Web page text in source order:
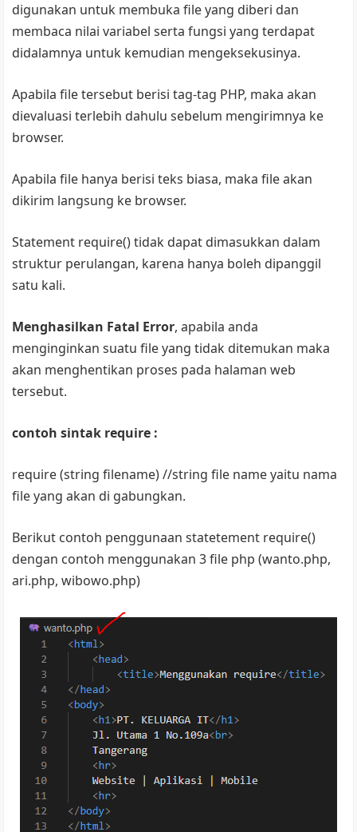
digunakan untuk membuka file yang diberi dan
membaca nilai variabel serta fungsi yang terdapat
didalamnya untuk kemudian mengeksekusinya.
Apabila file tersebut berisi tag-tag PHP, maka akan
dievaluasi terlebih dahulu sebelum mengirimnya ke
browser.
Apabila file hanya berisi teks biasa, maka file akan
dikirim langsung ke browser.
Statement require() tidak dapat dimasukkan dalam
struktur perulangan, karena hanya boleh dipanggil
satu kali.
Menghasilkan Fatal Error, apabila anda
menginginkan suatu file yang tidak ditemukan maka
akan menghentikan proses pada halaman web
tersebut.
contoh sintak require :
require (string filename) //string file name yaitu nama
file yang akan di gabungkan.
Berikut contoh penggunaan statetement require()
dengan contoh menggunakan 3 file php (wanto.php,
ari.php, wibowo.php)